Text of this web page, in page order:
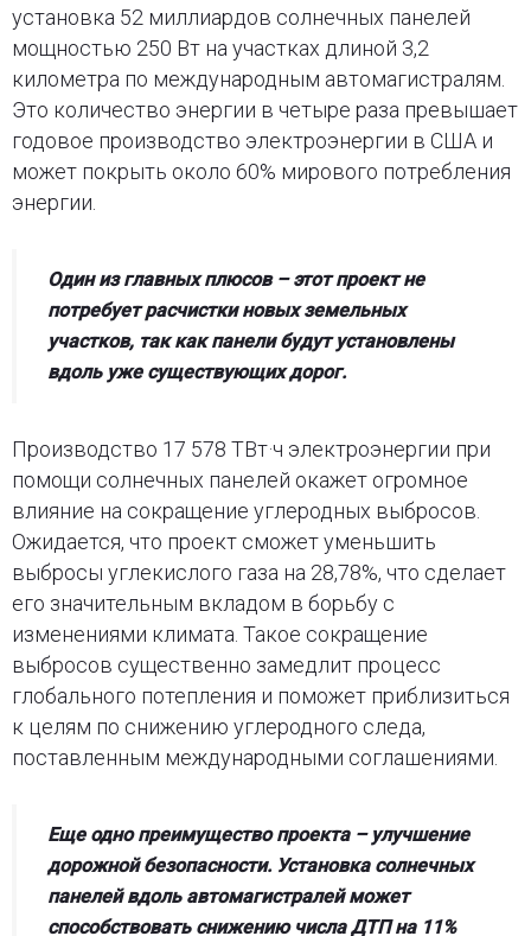
установка 52 миллиардов солнечных панелей
мощностью 250 Вт на участках длиной 3,2
километра по международным автомагистралям.
Это количество энергии в четыре раза превышает
годовое производство электроэнергии в США и
может покрыть около 60% мирового потребления
энергии.
Один из главных плюсов – этот проект не
потребует расчистки новых земельных
участков, так как панели будут установлены
вдоль уже существующих дорог.
Производство 17 578 ТВт·ч электроэнергии при
помощи солнечных панелей окажет огромное
влияние на сокращение углеродных выбросов.
Ожидается, что проект сможет уменьшить
выбросы углекислого газа на 28,78%, что сделает
его значительным вкладом в борьбу с
изменениями климата. Такое сокращение
выбросов существенно замедлит процесс
глобального потепления и поможет приблизиться
к целям по снижению углеродного следа,
поставленным международными соглашениями.
Еще одно преимущество проекта – улучшение
дорожной безопасности. Установка солнечных
панелей вдоль автомагистралей может
способствовать снижению числа ДТП на 11%